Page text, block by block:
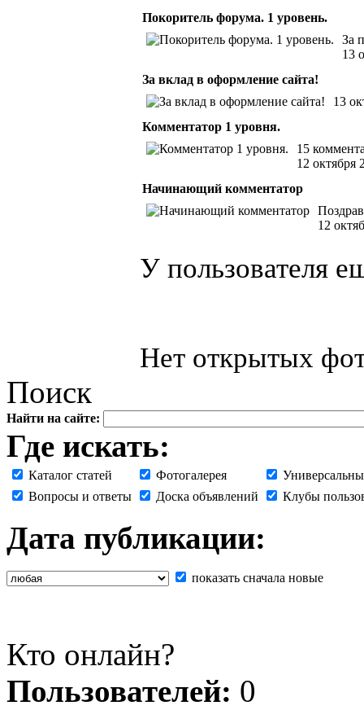
Покоритель форума. 1 уровень.
За
13
За вклад в оформление сайта!
13
Комментатор 1 уровня.
15
12 октября
Начинающий комментатор
12
У пользователя
Нет открытых
Поиск
Найти на сайте:
Где искать:
Каталог статей Фотогалерея
Вопросы и ответы
Доска объявлений Клубы
Дата публикации:
показать сначала новые
Кто онлайн?
Пользователей: 0